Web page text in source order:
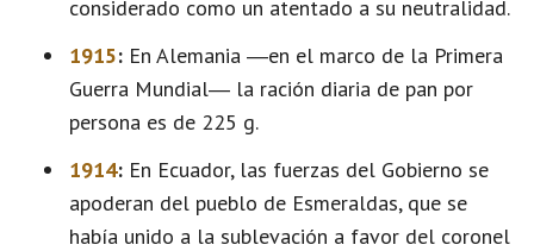
considerado como un atentado a su neutralidad.
1915: En Alemania ―en el marco de la Primera
Guerra Mundial― la ración diaria de pan por
persona es de 225 g.
1914: En Ecuador, las fuerzas del Gobierno se
apoderan del pueblo de Esmeraldas, que se
había unido a la sublevación a favor del coronel